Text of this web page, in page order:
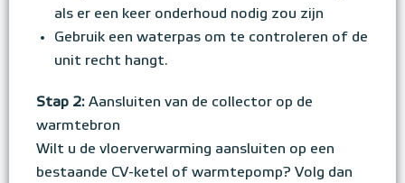
als er een keer onderhoud nodig zou zijn
Gebruik een waterpas om te controleren of de
unit recht hangt.
Stap 2: Aansluiten van de collector op de
warmtebron
Wilt u de vloerverwarming aansluiten op een
bestaande CV-ketel of warmtepomp? Volg dan